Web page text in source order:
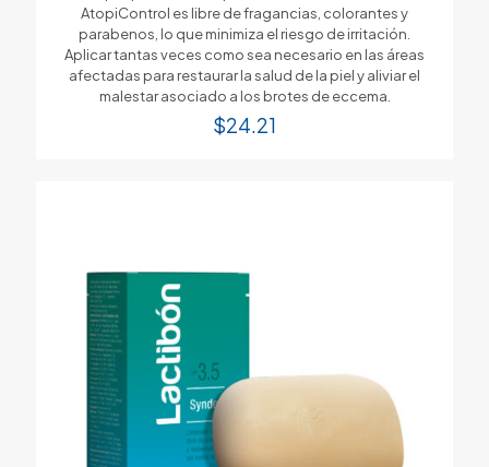
AtopiControl es libre de fragancias, colorantes y
parabenos, lo que minimiza el riesgo de irritación.
Aplicar tantas veces como sea necesario en las áreas
afectadas para restaurar la salud de la piel y aliviar el
malestar asociado a los brotes de eccema.
$24.21